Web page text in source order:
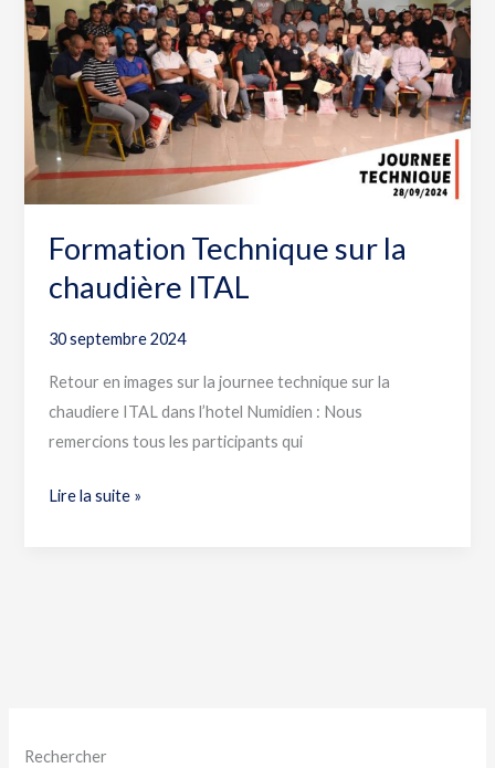
Rechercher
Formation Technique sur la
chaudière ITAL
30 septembre 2024
Retour en images sur la journee technique sur la
chaudiere ITAL dans l’hotel Numidien : Nous
remercions tous les participants qui
la
chaudière ITAL
Lire la suite »